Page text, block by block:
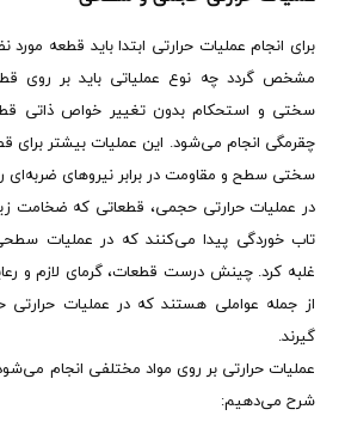
برای انجام عملیات حرارتی ابتدا باید قطعه
مشخص گردد چه نوع عملیاتی باید بر روی
سختی و استحکام بدون تغییر خواص ذاتی
چقرمگی انجام می‌شود. این عملیات بیشتر برای
سختی سطح و مقاومت در برابر نیروهای ضربه‌ای را
در عملیات حرارتی حجمی، قطعاتی که ضخامت
تاب خوردگی پیدا می‌کنند که در عملیات
غلبه کرد. چینش درست قطعات، گرمای لازم و
از جمله عواملی هستند که در عملیات حرارتی
گیرند.
عملیات حرارتی بر روی مواد مختلفی انجام
شرح می‌دهیم: